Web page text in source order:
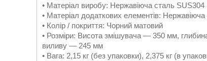
• Матеріал виробу: Нержавіюча сталь SUS304
• Матеріал додаткових елементів:
• Колір / покриття: Чорний матовий
• Розміри: Висота змішувача — 350 мм,
виливу — 245 мм
• Вага: 2,15 кг (без упаковки), 2,375 кг (в